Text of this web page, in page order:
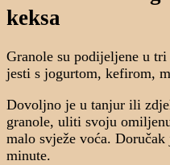
keksa
Granole su podijeljene u
jesti s jogurtom, kefirom,
Dovoljno je u tanjur ili
granole, uliti svoju
malo svježe voća.
minute.